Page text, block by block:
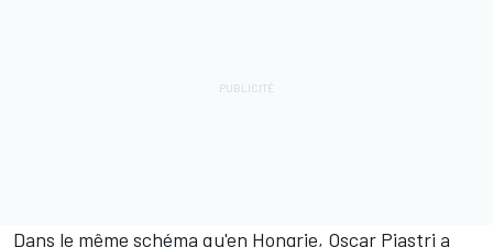
Dans le même schéma qu'en Hongrie, Oscar Piastri a